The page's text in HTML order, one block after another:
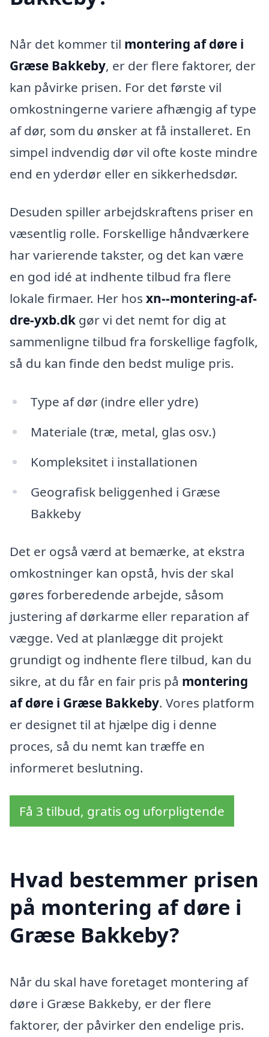
Når det kommer til montering af døre i
Græse Bakkeby, er der flere faktorer, der
kan påvirke prisen. For det første vil
omkostningerne variere afhængig af type
af dør, som du ønsker at få installeret. En
simpel indvendig dør vil ofte koste mindre
end en yderdør eller en sikkerhedsdør.
Desuden spiller arbejdskraftens priser en
væsentlig rolle. Forskellige håndværkere
har varierende takster, og det kan være
en god idé at indhente tilbud fra flere
lokale firmaer. Her hos xn--montering-af-
dre-yxb.dk gør vi det nemt for dig at
sammenligne tilbud fra forskellige fagfolk,
så du kan finde den bedst mulige pris.
Type af dør (indre eller ydre)
Materiale (træ, metal, glas osv.)
Kompleksitet i installationen
Geografisk beliggenhed i Græse
Bakkeby
Det er også værd at bemærke, at ekstra
omkostninger kan opstå, hvis der skal
gøres forberedende arbejde, såsom
justering af dørkarme eller reparation af
vægge. Ved at planlægge dit projekt
grundigt og indhente flere tilbud, kan du
sikre, at du får en fair pris på montering
af døre i Græse Bakkeby. Vores platform
er designet til at hjælpe dig i denne
proces, så du nemt kan træffe en
informeret beslutning.
Få 3 tilbud, gratis og uforpligtende
Hvad bestemmer prisen
på montering af døre i
Græse Bakkeby?
Når du skal have foretaget montering af
døre i Græse Bakkeby, er der flere
faktorer, der påvirker den endelige pris.